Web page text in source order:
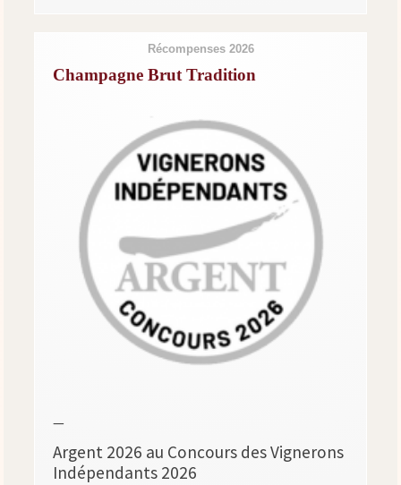
Récompenses 2026
Champagne Brut Tradition
—
Argent 2026 au Concours des Vignerons
Indépendants 2026